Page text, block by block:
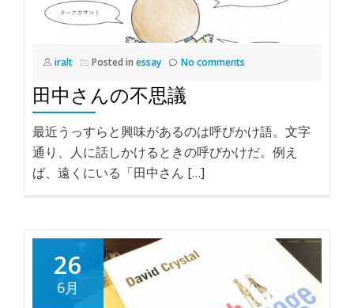
iralt Posted in essay No comments
田中さんの不思議
最近うっすらと興味があるのは呼びかけ語。文字
通り、人に話しかけるときの呼びかけだ。例え
ば、遠くにいる「田中さん […]
26
6月